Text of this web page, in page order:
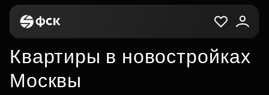
Квартиры в новостройках
Москвы